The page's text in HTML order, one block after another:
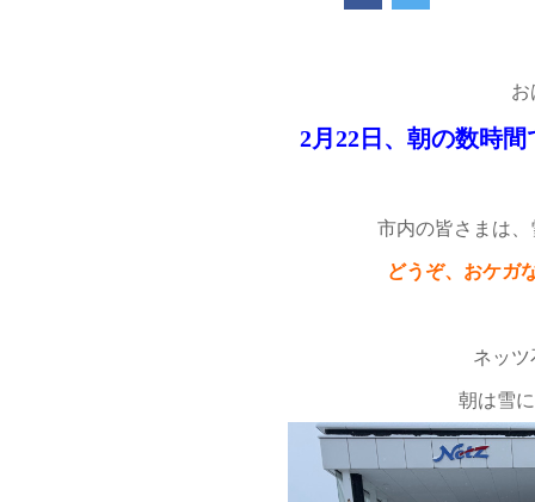
お
2月22日、朝の数時
市内の皆さまは
どうぞ、おケガ
ネッ
朝は雪